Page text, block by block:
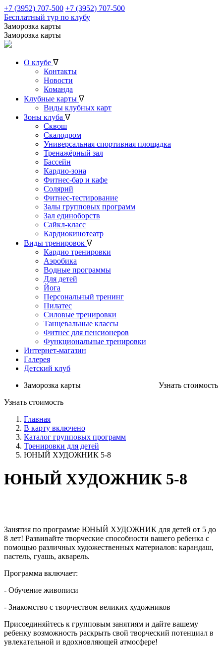
+7 (3952) 707-500 +7 (3952) 707-500
Бесплатный тур по клубу
Заморозка карты
Заморозка карты
О клубе ᐁ
Контакты
Новости
Команда
Клубные карты ᐁ
Виды клубных карт
Зоны клуба ᐁ
Сквош
Скалодром
Универсальная спортивная площадка
Тренажёрный зал
Бассейн
Кардио-зона
Фитнес-бар и кафе
Солярий
Фитнес-тестирование
Залы групповых программ
Зал единоборств
Сайкл-класс
Кардиокинотеатр
Виды тренировок ᐁ
Кардио тренировки
Аэробика
Водные программы
Для детей
Йога
Персональный тренинг
Пилатес
Силовые тренировки
Танцевальные классы
Фитнес для пенсионеров
Функциональные тренировки
Интернет-магазин
Галерея
Детский клуб
Узнать стоимость
Заморозка карты
Узнать стоимость
Главная
В карту включено
Каталог групповых программ
Тренировки для детей
ЮНЫЙ ХУДОЖНИК 5-8
ЮНЫЙ ХУДОЖНИК 5-8
Занятия по программе ЮНЫЙ ХУДОЖНИК для детей от 5 до
8 лет! Развивайте творческие способности вашего ребенка с
помощью различных художественных материалов: карандаш,
пастель, гуашь, акварель.
Программа включает:
- Обучение живописи
- Знакомство с творчеством великих художников
Присоединяйтесь к групповым занятиям и дайте вашему
ребенку возможность раскрыть свой творческий потенциал в
увлекательной и вдохновляющей атмосфере!